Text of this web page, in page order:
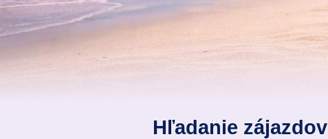
Hľadanie zájazdov